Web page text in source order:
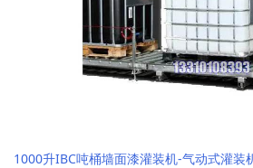
1000升IBC吨桶墙面漆灌装机-气动式灌装